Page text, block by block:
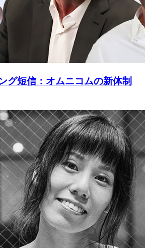
グ短信：オムニコムの新体制